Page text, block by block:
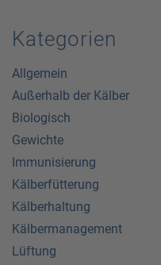
Kategorien
Allgemein
Außerhalb der Kälber
Biologisch
Gewichte
Immunisierung
Kälberfütterung
Kälberhaltung
Kälbermanagement
Lüftung